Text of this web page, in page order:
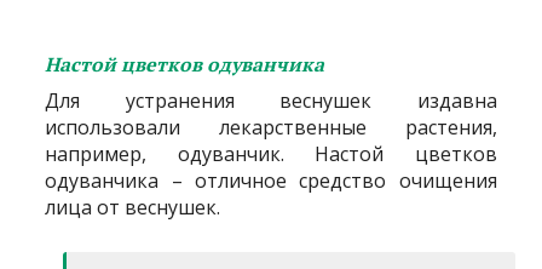
Настой цветков одуванчика
Для устранения веснушек издавна
использовали лекарственные растения,
например, одуванчик. Настой цветков
одуванчика – отличное средство очищения
лица от веснушек.